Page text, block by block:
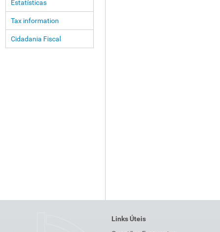
Estatísticas
Tax information
Cidadania Fiscal
Links Úteis